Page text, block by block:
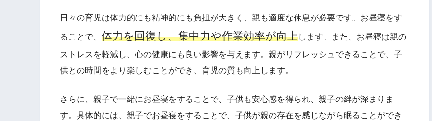
日々の育児は体力的にも精神的にも負担が大きく、親も適度な休息が必要です。お昼寝をす
ることで、 体力を回復し、集中力や作業効率が向上します。また、お昼寝は親の
ストレスを軽減し、心の健康にも良い影響を与えます。親がリフレッシュできることで、子
供との時間をより楽しむことができ、育児の質も向上します。
さらに、親子で一緒にお昼寝をすることで、子供も安心感を得られ、親子の絆が深まりま
す。具体的には、親子でお昼寝をすることで、子供が親の存在を感じながら眠ることができ